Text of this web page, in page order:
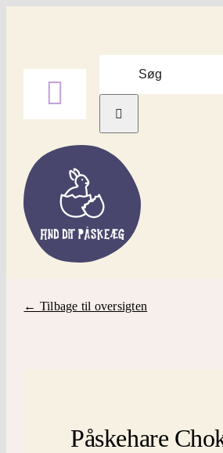
Toggle
Navigation
Forside
Find Påskeæg
Påskepynt
Påskepynt LEGO
← Tilbage til oversigten
Påskehare